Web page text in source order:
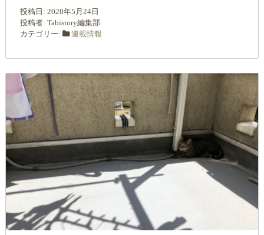
投稿日: 2020年5月24日
投稿者: Tabistory編集部
カテゴリー:
連載情報